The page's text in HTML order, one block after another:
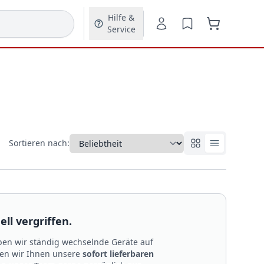
Hilfe &
Service
Sortieren nach:
vergriffen.
wir ständig wechselnde Geräte auf
wir Ihnen unsere sofort lieferbaren